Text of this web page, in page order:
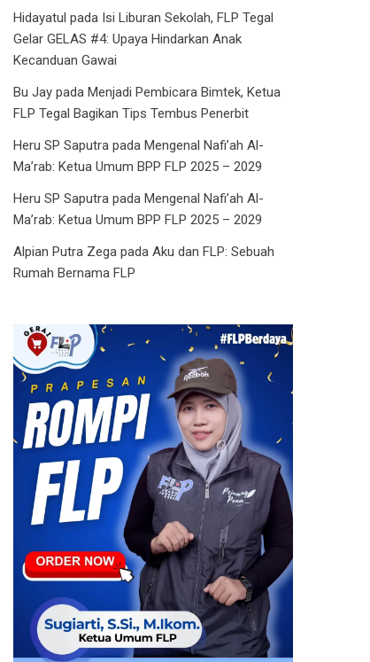
Hidayatul pada Isi Liburan Sekolah, FLP Tegal
Gelar GELAS #4: Upaya Hindarkan Anak
Kecanduan Gawai
Bu Jay padaMenjadi Pembicara Bimtek, Ketua
FLP Tegal Bagikan Tips Tembus Penerbit
Heru SP Saputra padaMengenal Nafi’ah Al-
Ma’rab: Ketua Umum BPP FLP 2025 – 2029
Heru SP Saputra padaMengenal Nafi’ah Al-
Ma’rab: Ketua Umum BPP FLP 2025 – 2029
Alpian Putra Zega padaAku dan FLP: Sebuah
Rumah Bernama FLP